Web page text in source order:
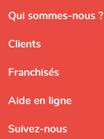
Qui sommes-nous ?
Clients
Franchisés
Aide en ligne
Suivez-nous